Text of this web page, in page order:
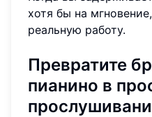
хотя бы на
реальную работу.
Превратите
пианино в